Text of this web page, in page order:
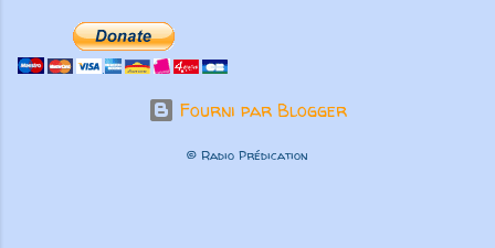
“font du bien au corps”, m...
Fourni par Blogger
© Radio Prédication